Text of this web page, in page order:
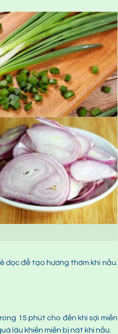
dọc để tạo hương thơm khi nấu.
15 phút cho đến khi sợi miến
lâu khiến miến bị nát khi nấu.